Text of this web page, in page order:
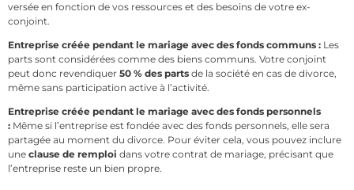
versée en fonction de vos ressources et des besoins de votre ex-
conjoint.
Entreprise créée pendant le mariage avec des fonds communs : Les
parts sont considérées comme des biens communs. Votre conjoint
peut donc revendiquer 50 % des parts de la société en cas de divorce,
même sans participation active à l’activité.
Entreprise créée pendant le mariage avec des fonds personnels
: Même si l’entreprise est fondée avec des fonds personnels, elle sera
partagée au moment du divorce. Pour éviter cela, vous pouvez inclure
une clause de remploi dans votre contrat de mariage, précisant que
l’entreprise reste un bien propre.